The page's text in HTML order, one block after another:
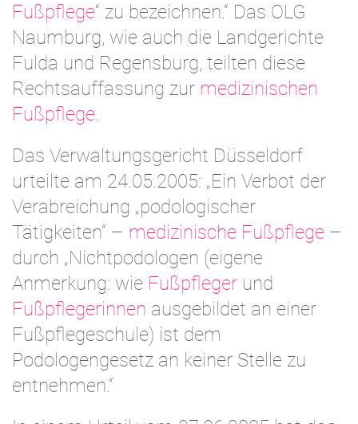
Fußpflege“ zu bezeichnen.“ Das OLG
Naumburg, wie auch die Landgerichte
Fulda und Regensburg, teilten diese
Rechtsauffassung zur medizinischen
Fußpflege.
Das Verwaltungsgericht Düsseldorf
urteilte am 24.05.2005: „Ein Verbot der
Verabreichung „podologischer
Tätigkeiten“ – medizinische Fußpflege –
durch „Nichtpodologen (eigene
Anmerkung: wie Fußpfleger und
Fußpflegerinnen ausgebildet an einer
Fußpflegeschule) ist dem
Podologengesetz an keiner Stelle zu
entnehmen.“